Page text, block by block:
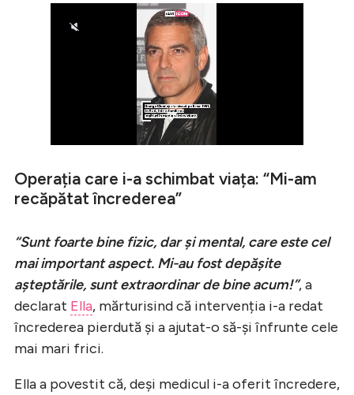
Operația care i-a schimbat viața: “Mi-am
recăpătat încrederea”
“Sunt foarte bine fizic, dar și mental, care este cel
mai important aspect. Mi-au fost depășite
așteptările, sunt extraordinar de bine acum!”, a
declarat Ella, mărturisind că intervenția i-a redat
încrederea pierdută și a ajutat-o să-și înfrunte cele
mai mari frici.
Ella a povestit că, deși medicul i-a oferit încredere,